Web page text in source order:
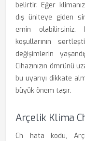
belirtir. Eğer
dış üniteye giden
emin
koşullarının
değişimlerin
Cihazınızın ömrünü
bu uyarıyı dikkate
büyük önem taşır.
Arçelik Klima
Ch hata kodu,